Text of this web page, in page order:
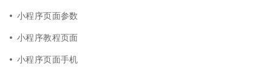
小程序页面参数
小程序教程页面
小程序页面手机